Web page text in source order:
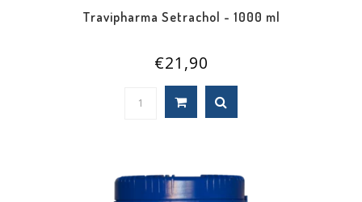
Travipharma Setrachol - 1000 ml
€21,90